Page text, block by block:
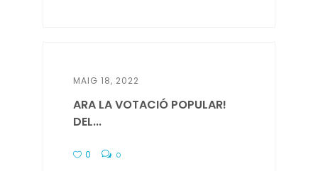
MAIG 18, 2022
ARA LA VOTACIÓ POPULAR!
DEL...
0 0